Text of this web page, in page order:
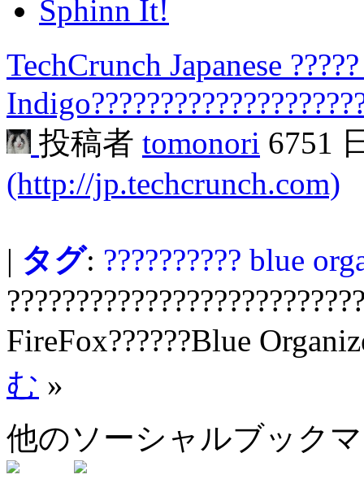
Sphinn It!
TechCrunch Japanese
投稿者 tomonori 6751
(http://jp.techcrunch.com)
| タグ: ?????????? blue
FireFox??????Blue
む »
他のソーシャルブック